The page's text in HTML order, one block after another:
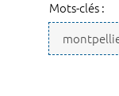
Mots-clés :